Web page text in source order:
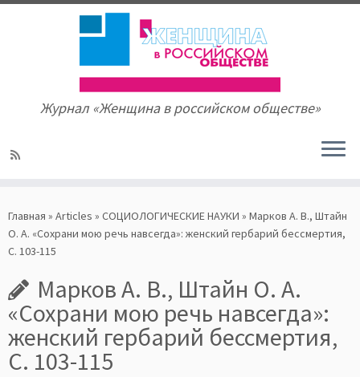
to
content
Журнал «Женщина в российском обществе»
Главная » Articles » СОЦИОЛОГИЧЕСКИЕ НАУКИ » Марков А. В., Штайн
О. А. «Сохрани мою речь навсегда»: женский гербарий бессмертия,
С. 103-115
Марков А. В., Штайн О. А.
«Сохрани мою речь навсегда»:
женский гербарий бессмертия,
С. 103-115